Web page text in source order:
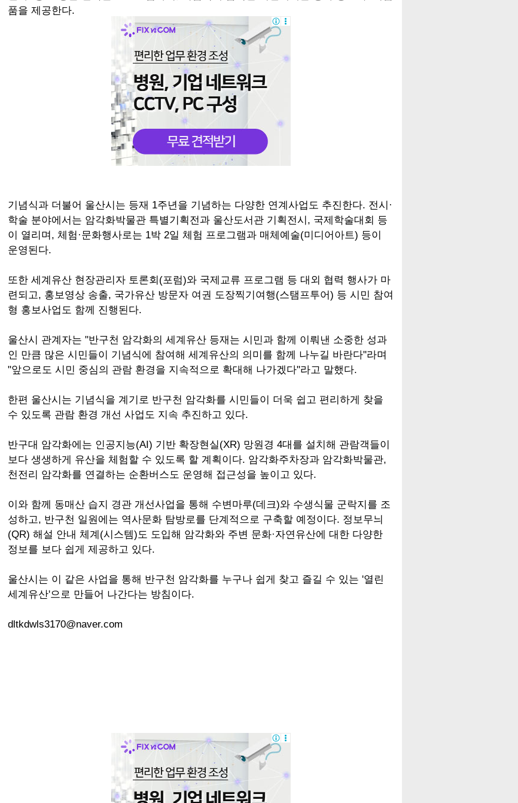
품을 제공한다.
기념식과 더불어 울산시는 등재 1주년을 기념하는 다양한 연계사업도 추진한다. 전시·
학술 분야에서는 암각화박물관 특별기획전과 울산도서관 기획전시, 국제학술대회 등
이 열리며, 체험·문화행사로는 1박 2일 체험 프로그램과 매체예술(미디어아트) 등이
운영된다.
또한 세계유산 현장관리자 토론회(포럼)와 국제교류 프로그램 등 대외 협력 행사가 마
련되고, 홍보영상 송출, 국가유산 방문자 여권 도장찍기여행(스탬프투어) 등 시민 참여
형 홍보사업도 함께 진행된다.
울산시 관계자는 "반구천 암각화의 세계유산 등재는 시민과 함께 이뤄낸 소중한 성과
인 만큼 많은 시민들이 기념식에 참여해 세계유산의 의미를 함께 나누길 바란다"라며
"앞으로도 시민 중심의 관람 환경을 지속적으로 확대해 나가겠다"라고 말했다.
한편 울산시는 기념식을 계기로 반구천 암각화를 시민들이 더욱 쉽고 편리하게 찾을
수 있도록 관람 환경 개선 사업도 지속 추진하고 있다.
반구대 암각화에는 인공지능(AI) 기반 확장현실(XR) 망원경 4대를 설치해 관람객들이
보다 생생하게 유산을 체험할 수 있도록 할 계획이다. 암각화주차장과 암각화박물관,
천전리 암각화를 연결하는 순환버스도 운영해 접근성을 높이고 있다.
이와 함께 동매산 습지 경관 개선사업을 통해 수변마루(데크)와 수생식물 군락지를 조
성하고, 반구천 일원에는 역사문화 탐방로를 단계적으로 구축할 예정이다. 정보무늬
(QR) 해설 안내 체계(시스템)도 도입해 암각화와 주변 문화·자연유산에 대한 다양한
정보를 보다 쉽게 제공하고 있다.
울산시는 이 같은 사업을 통해 반구천 암각화를 누구나 쉽게 찾고 즐길 수 있는 '열린
세계유산'으로 만들어 나간다는 방침이다.
dltkdwls3170@naver.com